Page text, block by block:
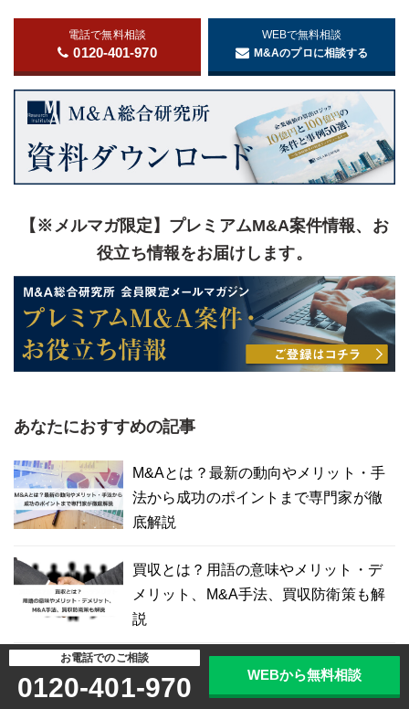
電話で無料相談
0120-401-970
WEBで無料相談
M&Aのプロに相談する
【※メルマガ限定】プレミアムM&A案件情報、お
役立ち情報をお届けします。
あなたにおすすめの記事
M&Aとは？最新の動向やメリット・手
法から成功のポイントまで専門家が徹
底解説
買収とは？用語の意味やメリット・デ
メリット、M&A手法、買収防衛策も解
説
現在価値とは？計算方法や割引率、キ
ャッシュフローとの関係をわかりやす
お電話でのご相談
0120-401-970 WEBから無料相談